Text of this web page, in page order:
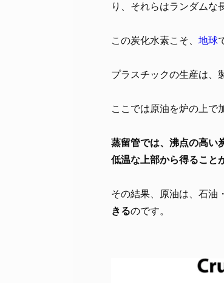
り、それらはランダムな
この炭化水素こそ、 地球
プラスチックの生産は、
ここでは原油を炉の上で
蒸留管では、沸点の高い
低温な上部から得ること
その結果、原油は、石油
きるのです。